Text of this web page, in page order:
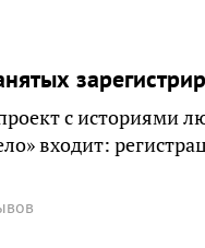
с историями
входит: